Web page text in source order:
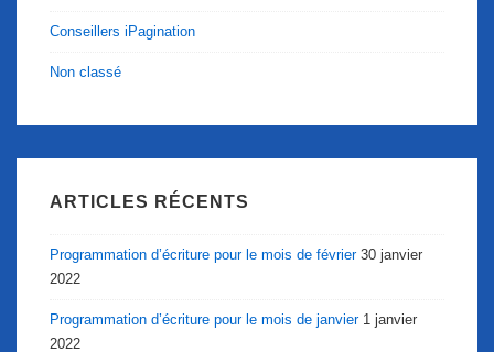
Conseillers iPagination
Non classé
ARTICLES RÉCENTS
Programmation d’écriture pour le mois de février 30 janvier
2022
Programmation d’écriture pour le mois de janvier 1 janvier
2022